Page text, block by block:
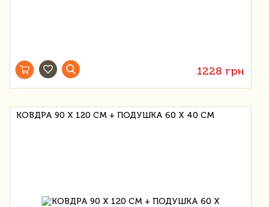
1228 грн
КОВДРА 90 Х 120 СМ + ПОДУШКА 60 Х 40 СМ